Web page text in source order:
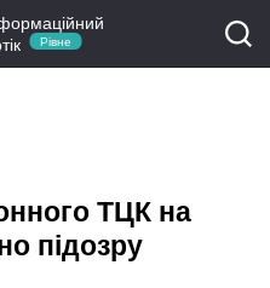
Рівне
ТЦК на
підозру